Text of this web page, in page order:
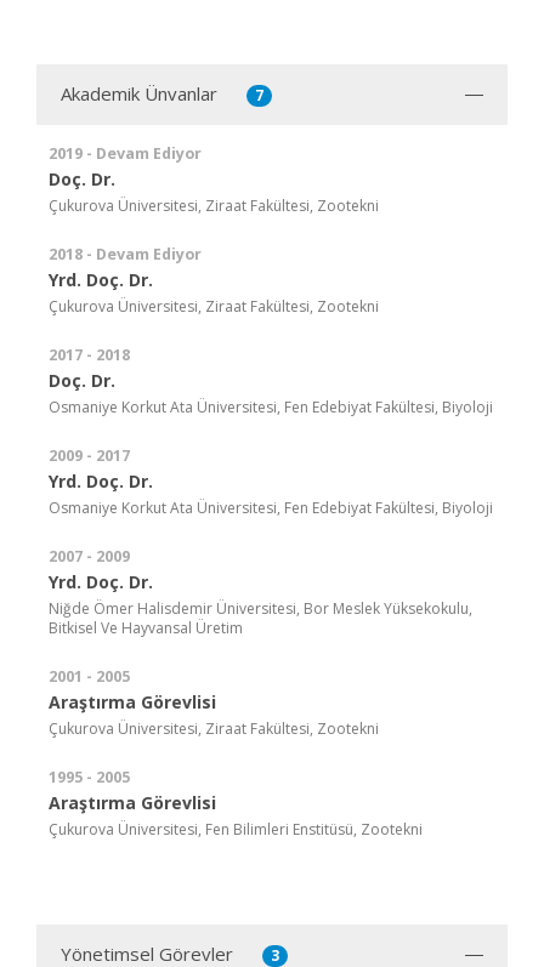
Akademik Ünvanlar 7
2019 - Devam Ediyor
Doç. Dr.
Çukurova Üniversitesi, Ziraat Fakültesi, Zootekni
2018 - Devam Ediyor
Yrd. Doç. Dr.
Çukurova Üniversitesi, Ziraat Fakültesi, Zootekni
2017 - 2018
Doç. Dr.
Osmaniye Korkut Ata Üniversitesi, Fen Edebiyat Fakültesi, Biyoloji
2009 - 2017
Yrd. Doç. Dr.
Osmaniye Korkut Ata Üniversitesi, Fen Edebiyat Fakültesi, Biyoloji
2007 - 2009
Yrd. Doç. Dr.
Niğde Ömer Halisdemir Üniversitesi, Bor Meslek Yüksekokulu,
Bitkisel Ve Hayvansal Üretim
2001 - 2005
Araştırma Görevlisi
Çukurova Üniversitesi, Ziraat Fakültesi, Zootekni
1995 - 2005
Araştırma Görevlisi
Çukurova Üniversitesi, Fen Bilimleri Enstitüsü, Zootekni
Yönetimsel Görevler 3